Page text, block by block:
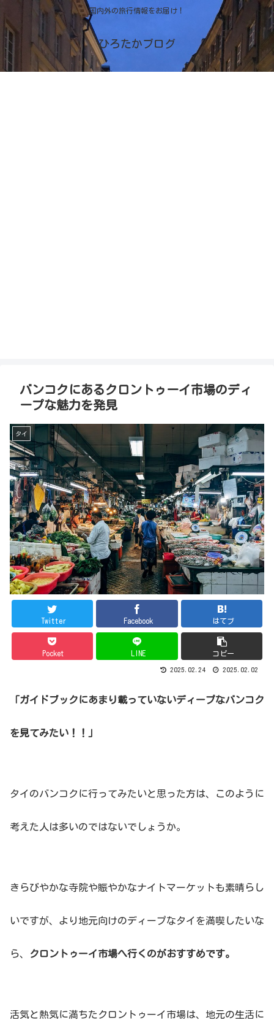
国内外の旅行情報をお届け！
ひろたかブログ
バンコクにあるクロントゥーイ市場のディ
ープな魅力を発見
タイ
Twitter Facebook はてブ
Pocket LINE コピー
2025.02.24 2025.02.02
「ガイドブックにあまり載っていないディープなバンコク
を見てみたい！！」
タイのバンコクに行ってみたいと思った方は、このように
考えた人は多いのではないでしょうか。
きらびやかな寺院や賑やかなナイトマーケットも素晴らし
いですが、より地元向けのディープなタイを満喫したいな
ら、 クロントゥーイ市場へ行くのがおすすめです。
活気と熱気に満ちたクロントゥーイ市場は、地元の生活に